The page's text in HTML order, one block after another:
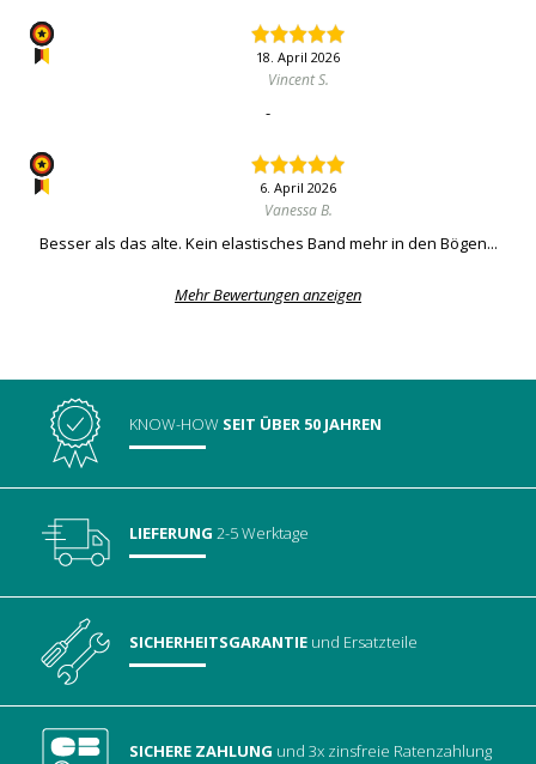
18. April 2026
Vincent S.
-
6. April 2026
Vanessa B.
Besser als das alte. Kein elastisches Band mehr in den Bögen...
Mehr Bewertungen anzeigen
KNOW-HOW SEIT ÜBER 50 JAHREN
LIEFERUNG 2-5 Werktage
SICHERHEITSGARANTIE und Ersatzteile
SICHERE ZAHLUNG und 3x zinsfreie Ratenzahlung